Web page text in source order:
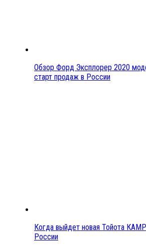
Обзор Форд Эксплорер 2020
старт продаж в России
Когда выйдет новая Тойота
России